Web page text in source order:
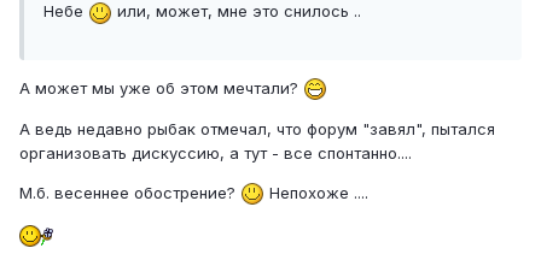
Небе
или, может, мне это снилось ..
А может мы уже об этом мечтали?
А ведь недавно рыбак отмечал, что форум "завял", пытался
организовать дискуссию, а тут - все спонтанно....
М.б. весеннее обострение? Непохоже ....